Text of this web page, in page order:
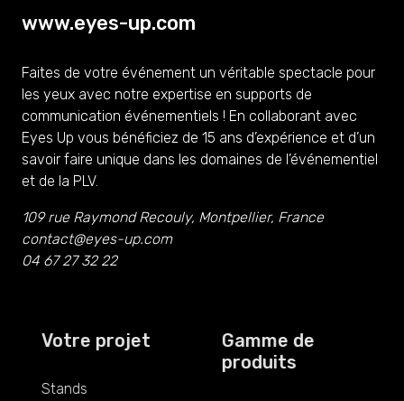
www.eyes-up.com
Faites de votre événement un véritable spectacle pour
les yeux avec notre expertise en supports de
communication événementiels ! En collaborant avec
Eyes Up vous bénéficiez de 15 ans d’expérience et d’un
savoir faire unique dans les domaines de l’événementiel
et de la PLV.
109 rue Raymond Recouly, Montpellier, France
contact@eyes-up.com
04 67 27 32 22
Votre projet
Stands
Gamme de
produits